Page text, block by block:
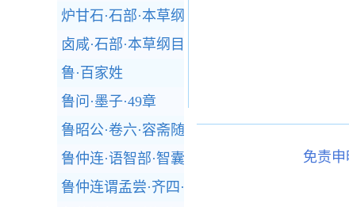
炉甘石·石部·本草纲目
卤咸·石部·本草纲目
鲁·百家姓
鲁问·墨子·49章
鲁昭公·卷六·容斋随笔
鲁仲连·语智部·智囊(选录)
鲁仲连谓孟尝·齐四·战国策
免责